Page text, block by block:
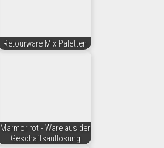
Retourware Mix Paletten
Marmor rot - Ware aus der
Geschäftsauflösung